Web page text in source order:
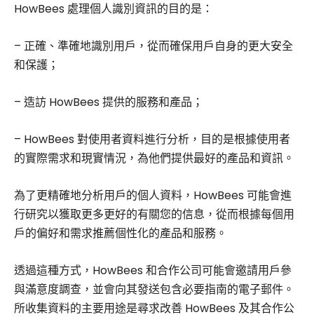
HowBees 處理個人識別資訊的目的是：
– 正確、準確地識別用戶，從而確保用戶自身的更大安全
和保護；
– 造訪 HowBees 提供的服務和產品；
– HowBees 對使用者資料進行分析，目的是根據使用者
的實際需求和現實情況，為他們提供最好的產品和資訊。
為了更精確地分析用戶的個人資料，HowBees 可能會進
行研究以獲取更多更好的有關您的信息，從而根據每個用
戶的偏好和需求推薦個性化的產品和服務。
透過這種方式，HowBees 和合作公司可能會邀請用戶參
與滿意度調查，並會向其發送包含必要指南的電子郵件。
所收集資料的主要用途是尋求改善 HowBees 及其合作公